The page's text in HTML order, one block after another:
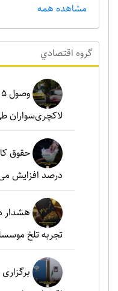
مشاهده همه
گروه اقتصادي
لاکچری‌سواران طی ۴ سال
درصد افزایش
هشدار
تجربه تلخ